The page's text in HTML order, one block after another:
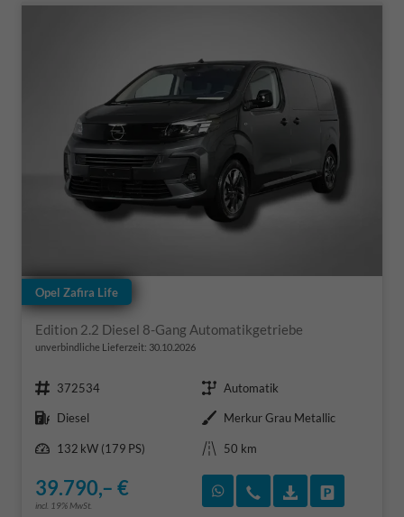
Opel Zafira Life
Edition 2.2 Diesel 8-Gang Automatikgetriebe
unverbindliche Lieferzeit: 30.10.2026
Fahrzeugnr. 372534 Getriebe Automatik
Kraftstoff Diesel Außenfarbe Merkur Grau Metallic
Leistung
132 kW (179 PS) Kilometerstand 50 km
39.790,– €
incl. 19% MwSt.
Rückruf vereinbaren
Wir rufen Sie an